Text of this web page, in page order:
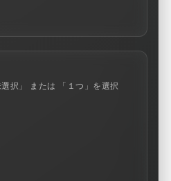
Design
選択」 または 「１つ」を選択